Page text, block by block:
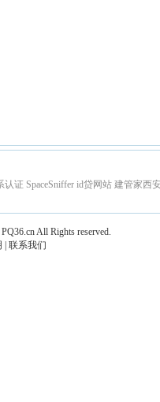
认证 SpaceSniffer id贷网站 建管家西
PQ36.cnAll Rights reserved.
联系我们